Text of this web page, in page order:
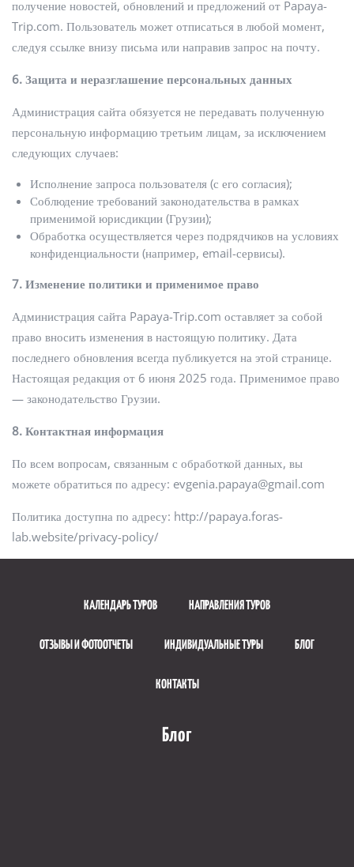
получение новостей, обновлений и предложений от Papaya-
Trip.com. Пользователь может отписаться в любой момент,
следуя ссылке внизу письма или направив запрос на почту.
6. Защита и неразглашение персональных данных
Администрация сайта обязуется не передавать полученную
персональную информацию третьим лицам, за исключением
следующих случаев:
Исполнение запроса пользователя (с его согласия);
Соблюдение требований законодательства в рамках
применимой юрисдикции (Грузии);
Обработка осуществляется через подрядчиков на условиях
конфиденциальности (например, email-сервисы).
7. Изменение политики и применимое право
Администрация сайта Papaya-Trip.com оставляет за собой
право вносить изменения в настоящую политику. Дата
последнего обновления всегда публикуется на этой странице.
Настоящая редакция от 6 июня 2025 года. Применимое право
— законодательство Грузии.
8. Контактная информация
По всем вопросам, связанным с обработкой данных, вы
можете обратиться по адресу: evgenia.papaya@gmail.com
Политика доступна по адресу: http://papaya.foras-
lab.website/privacy-policy/
КАЛЕНДАРЬ ТУРОВ НАПРАВЛЕНИЯ ТУРОВ
ОТЗЫВЫ И ФОТООТЧЕТЫ ИНДИВИДУАЛЬНЫЕ ТУРЫ БЛОГ
КОНТАКТЫ
Блог